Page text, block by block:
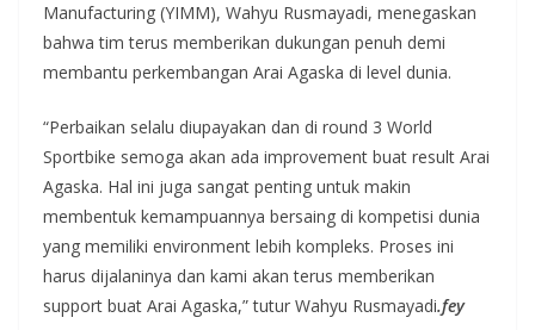
Manufacturing (YIMM), Wahyu Rusmayadi, menegaskan
bahwa tim terus memberikan dukungan penuh demi
membantu perkembangan Arai Agaska di level dunia.
“Perbaikan selalu diupayakan dan di round 3 World
Sportbike semoga akan ada improvement buat result Arai
Agaska. Hal ini juga sangat penting untuk makin
membentuk kemampuannya bersaing di kompetisi dunia
yang memiliki environment lebih kompleks. Proses ini
harus dijalaninya dan kami akan terus memberikan
support buat Arai Agaska,” tutur Wahyu Rusmayadi.fey